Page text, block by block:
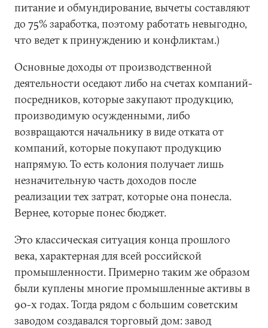
питание и обмундирование, вычеты составляют
до 75% заработка, поэтому работать невыгодно,
что ведет к принуждению и конфликтам.)
Основные доходы от производственной
деятельности оседают либо на счетах компаний-
посредников, которые закупают продукцию,
производимую осужденными, либо
возвращаются начальнику в виде отката от
компаний, которые покупают продукцию
напрямую. То есть колония получает лишь
незначительную часть доходов после
реализации тех затрат, которые она понесла.
Вернее, которые понес бюджет.
Это классическая ситуация конца прошлого
века, характерная для всей российской
промышленности. Примерно таким же образом
были куплены многие промышленные активы в
90-х годах. Тогда рядом с большим советским
заводом создавался торговый дом: завод